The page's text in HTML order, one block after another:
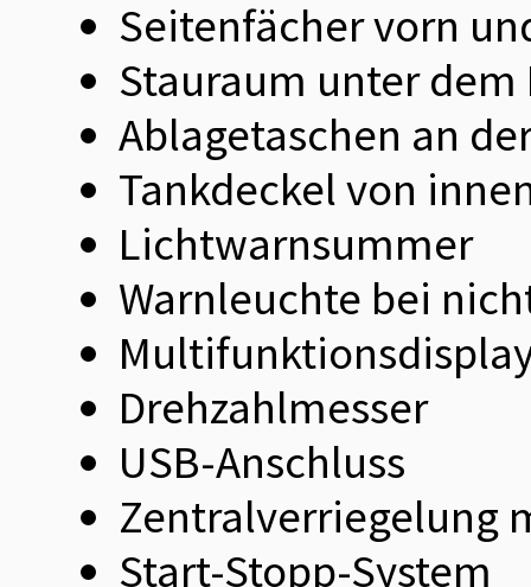
Seitenfächer vorn
Stauraum unter
Ablagetaschen an
Tankdeckel von
Lichtwarnsummer
Warnleuchte bei
Drehzahlmesser
USB-Anschluss
Zentralverriegelung
Start-Stopp-System